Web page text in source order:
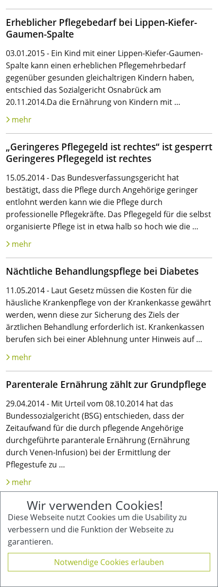
Erheblicher Pflegebedarf bei Lippen-Kiefer-
Gaumen-Spalte
03.01.2015 - Ein Kind mit einer Lippen-Kiefer-Gaumen-
Spalte kann einen erheblichen Pflegemehrbedarf
gegenüber gesunden gleichaltrigen Kindern haben,
entschied das Sozialgericht Osnabrück am
20.11.2014.Da die Ernährung von Kindern mit …
mehr
„Geringeres Pflegegeld ist rechtes“ ist gesperrt
Geringeres Pflegegeld ist rechtes
15.05.2014 - Das Bundesverfassungsgericht hat
bestätigt, dass die Pflege durch Angehörige geringer
entlohnt werden kann wie die Pflege durch
professionelle Pflegekräfte. Das Pflegegeld für die selbst
organisierte Pflege ist in etwa halb so hoch wie die …
mehr
Nächtliche Behandlungspflege bei Diabetes
11.05.2014 - Laut Gesetz müssen die Kosten für die
häusliche Krankenpflege von der Krankenkasse gewährt
werden, wenn diese zur Sicherung des Ziels der
ärztlichen Behandlung erforderlich ist. Krankenkassen
berufen sich bei einer Ablehnung unter Hinweis auf …
mehr
Parenterale Ernährung zählt zur Grundpflege
29.04.2014 - Mit Urteil vom 08.10.2014 hat das
Bundessozialgericht (BSG) entschieden, dass der
Zeitaufwand für die durch pflegende Angehörige
durchgeführte paranterale Ernährung (Ernährung
durch Venen-Infusion) bei der Ermittlung der
Pflegestufe zu …
mehr
Wohngruppenzuschlag für Familien
28.02.2014 - Werden mehrere pflegebedürftige
Familienmitglieder in der gemeinsamen Wohnung von
einem/r Angehörigen gepflegt, steht auch ihnen der
Zuschlag für Wohngruppen zu, urteilte das Sozialgericht
Wir verwenden Cookies!
Diese Webseite nutzt Cookies um die Usability zu
verbessern und die Funktion der Webseite zu
garantieren.
Notwendige Cookies erlauben